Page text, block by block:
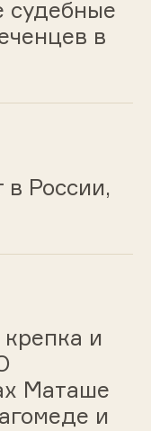
судебные
в
России,
и
Маташе
и